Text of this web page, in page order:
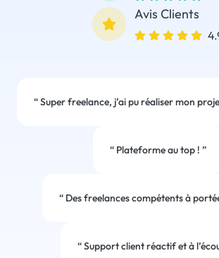
Avis Clients
“Super freelance, j’ai pu réaliser mon
“Plateforme au top ! ”
“Des freelances compétents à
“Support client réactif et à